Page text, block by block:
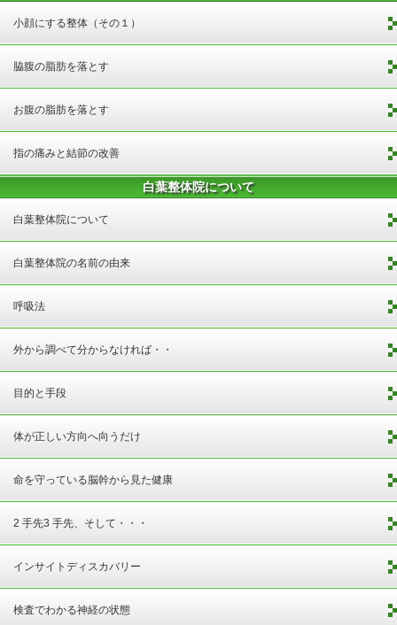
小顔にする整体（その１）
脇腹の脂肪を落とす
お腹の脂肪を落とす
指の痛みと結節の改善
白葉整体院について
白葉整体院について
白葉整体院の名前の由来
呼吸法
外から調べて分からなければ・・
目的と手段
体が正しい方向へ向うだけ
命を守っている脳幹から見た健康
2 手先3 手先、そして・・・
インサイトディスカバリー
検査でわかる神経の状態